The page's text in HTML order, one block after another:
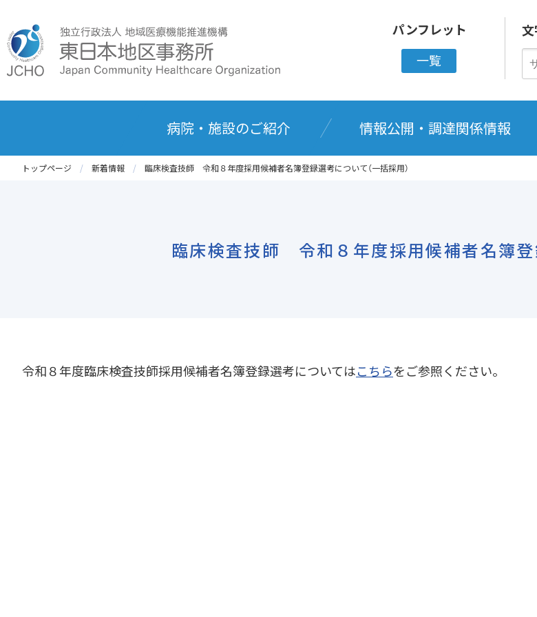
パンフレット
一覧
病院・施設のご紹介 情報公開・調達関係情報
トップページ 新着情報 臨床検査技師 令和８年度採用候補者名簿登録選考について（一括採用）
臨床検査技師 令和８年度採用候補者名簿登
令和８年度臨床検査技師採用候補者名簿登録選考についてはこちらをご参照ください。